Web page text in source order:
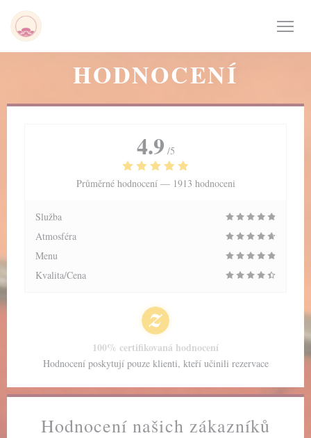
HODNOCENÍ
Hodnocení našich zákazníků
4.9 /5
Průměrné hodnocení — 1913 hodnoceni
Služba
Atmosféra
Menu
Kvalita/Cena
100% certifikovaná hodnocení
Hodnocení poskytují pouze klienti, kteří učinili rezervace